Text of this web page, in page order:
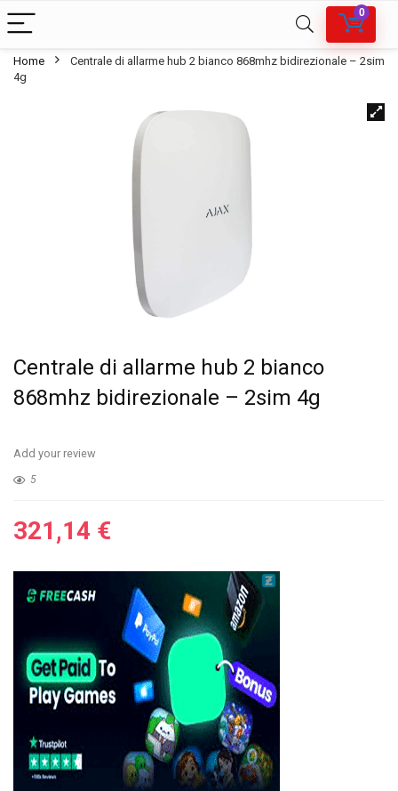
0
Home
Centrale di allarme hub 2 bianco 868mhz bidirezionale – 2sim
4g
Centrale di allarme hub 2 bianco
868mhz bidirezionale – 2sim 4g
Add your review
5
321,14 €